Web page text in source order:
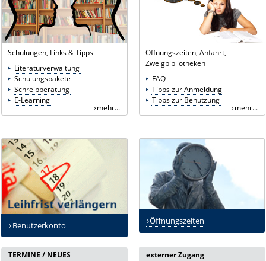
Schulungen, Links & Tipps
Literaturverwaltung
Schulungspakete
Schreibberatung
E-Learning
mehr...
Öffnungszeiten, Anfahrt,
Zweigbibliotheken
FAQ
Tipps zur Anmeldung
Tipps zur Benutzung
mehr...
Öffnungszeiten
TERMINE / NEUES
Benutzerkonto
externer Zugang